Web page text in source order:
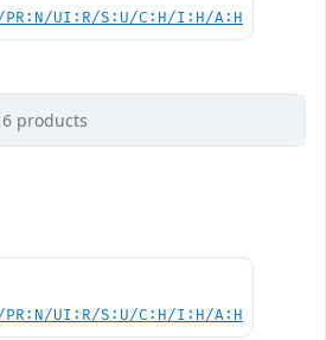
PR:N/UI:R/S:U/C:H/I:H/A:H
products
PR:N/UI:R/S:U/C:H/I:H/A:H